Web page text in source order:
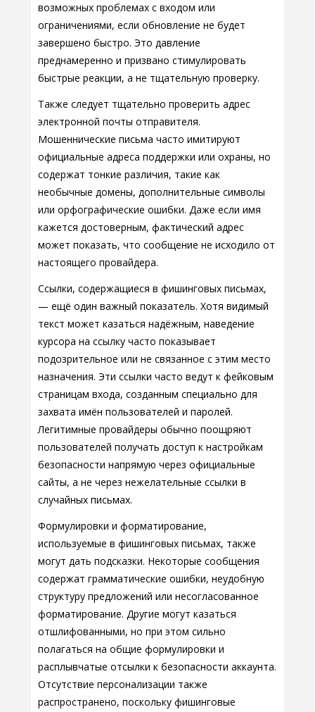
возможных проблемах с входом или
ограничениями, если обновление не будет
завершено быстро. Это давление
преднамеренно и призвано стимулировать
быстрые реакции, а не тщательную проверку.
Также следует тщательно проверить адрес
электронной почты отправителя.
Мошеннические письма часто имитируют
официальные адреса поддержки или охраны, но
содержат тонкие различия, такие как
необычные домены, дополнительные символы
или орфографические ошибки. Даже если имя
кажется достоверным, фактический адрес
может показать, что сообщение не исходило от
настоящего провайдера.
Ссылки, содержащиеся в фишинговых письмах,
— ещё один важный показатель. Хотя видимый
текст может казаться надёжным, наведение
курсора на ссылку часто показывает
подозрительное или не связанное с этим место
назначения. Эти ссылки часто ведут к фейковым
страницам входа, созданным специально для
захвата имён пользователей и паролей.
Легитимные провайдеры обычно поощряют
пользователей получать доступ к настройкам
безопасности напрямую через официальные
сайты, а не через нежелательные ссылки в
случайных письмах.
Формулировки и форматирование,
используемые в фишинговых письмах, также
могут дать подсказки. Некоторые сообщения
содержат грамматические ошибки, неудобную
структуру предложений или несогласованное
форматирование. Другие могут казаться
отшлифованными, но при этом сильно
полагаться на общие формулировки и
расплывчатые отсылки к безопасности аккаунта.
Отсутствие персонализации также
распространено, поскольку фишинговые